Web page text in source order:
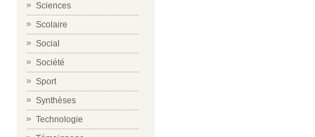
Sciences
Scolaire
Social
Société
Sport
Synthèses
Technologie